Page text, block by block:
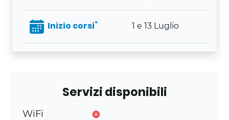
Inizio corsi* 1 e 13 Luglio
Servizi disponibili
WiFi